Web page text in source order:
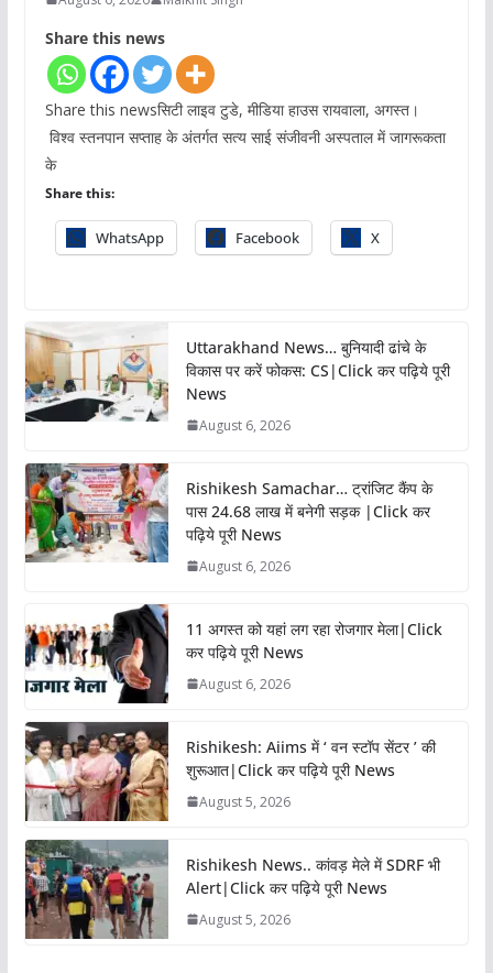
Share this news
Share this newsसिटी लाइव टुडे, मीडिया हाउस रायवाला, अगस्त।
विश्व स्तनपान सप्ताह के अंतर्गत सत्य साई संजीवनी अस्पताल में जागरूकता
के
Share this:
WhatsApp Facebook X
Uttarakhand News… बुनियादी ढांचे के
विकास पर करें फोकस: CS|Click कर पढ़िये पूरी
News
August 6, 2026
Rishikesh Samachar… ट्रांजिट कैंप के
पास 24.68 लाख में बनेगी सड़क |Click कर
पढ़िये पूरी News
August 6, 2026
11 अगस्त को यहां लग रहा रोजगार मेला|Click
कर पढ़िये पूरी News
August 6, 2026
Rishikesh: Aiims में ‘ वन स्टॉप सेंटर ’ की
शुरूआत|Click कर पढ़िये पूरी News
August 5, 2026
Rishikesh News.. कांवड़ मेले में SDRF भी
Alert|Click कर पढ़िये पूरी News
August 5, 2026